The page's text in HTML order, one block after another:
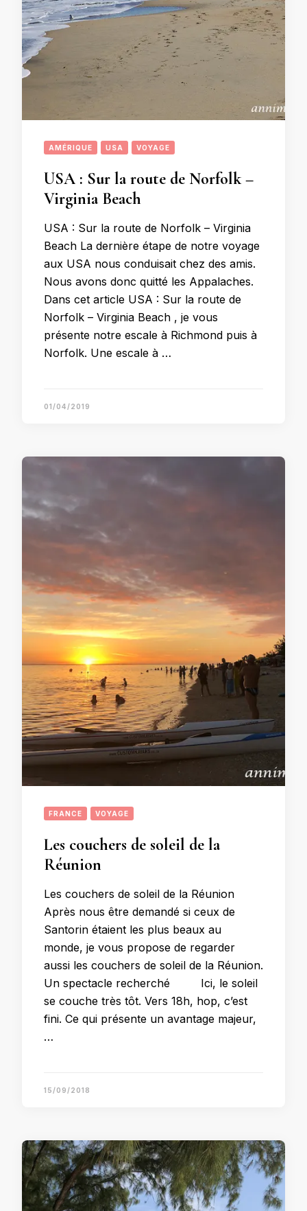
AMÉRIQUE USA VOYAGE
USA : Sur la route de Norfolk –
Virginia Beach
USA : Sur la route de Norfolk – Virginia
Beach La dernière étape de notre voyage
aux USA nous conduisait chez des amis.
Nous avons donc quitté les Appalaches.
Dans cet article USA : Sur la route de
Norfolk – Virginia Beach , je vous
présente notre escale à Richmond puis à
Norfolk. Une escale à …
01/04/2019
FRANCE VOYAGE
Les couchers de soleil de la
Réunion
Les couchers de soleil de la Réunion
Après nous être demandé si ceux de
Santorin étaient les plus beaux au
monde, je vous propose de regarder
aussi les couchers de soleil de la Réunion.
Un spectacle recherché Ici, le soleil
se couche très tôt. Vers 18h, hop, c’est
fini. Ce qui présente un avantage majeur,
…
15/09/2018